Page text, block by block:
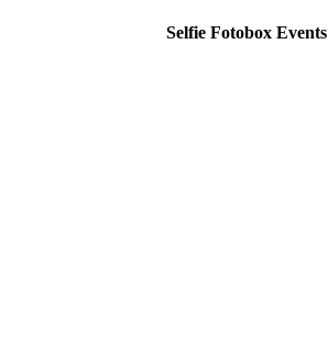
Selfie Fotobox Events